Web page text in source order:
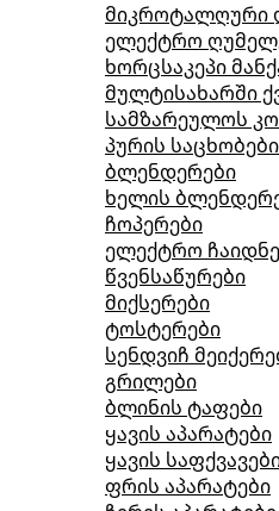
მიკროტალღური
ელექტრო
ხორცსაკეპი
მულტისახარში
სამზარეულოს
პურის საცხობები
ბლენდერები
ხელის
ჩოპერები
ელექტრო
წვენსაწურები
მიქსერები
ტოსტერები
სენდვიჩ
გრილები
ბლინის ტაფები
ყავის აპარატები
ყავის
ფრის აპარატები